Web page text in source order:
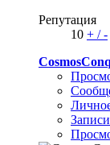
Репутация
10 + /-